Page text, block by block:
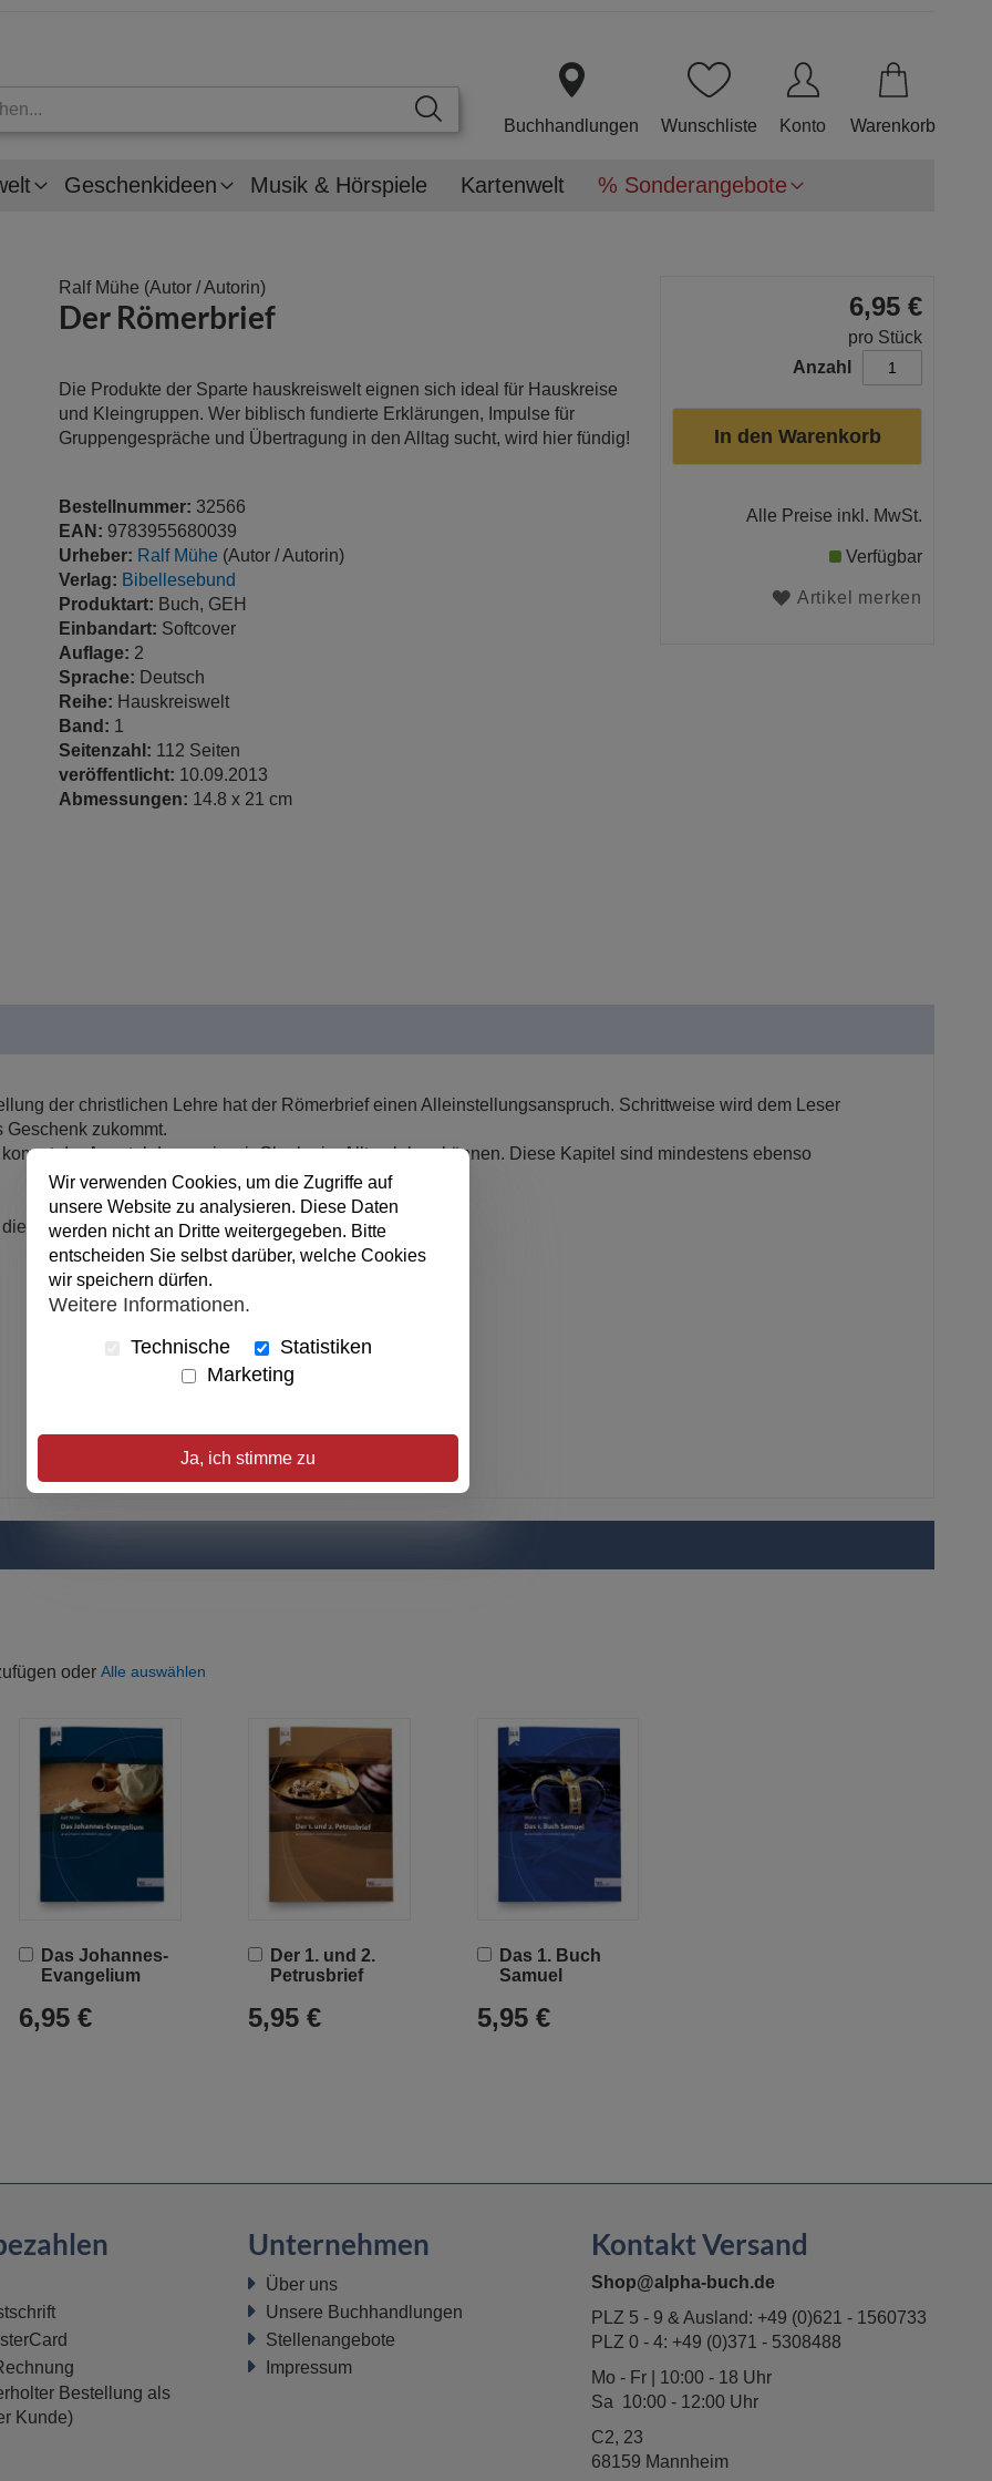
Buchhandlungen Wunschliste Konto Warenkorb
Geschenkideen Musik & Hörspiele Kartenwelt % Sonderangebote
Ralf Mühe (Autor / Autorin)
Der Römerbrief
Die Produkte der Sparte hauskreiswelt eignen sich ideal für Hauskreise
und Kleingruppen. Wer biblisch fundierte Erklärungen, Impulse für
Gruppengespräche und Übertragung in den Alltag sucht, wird hier fündig!
Bestellnummer: 32566
EAN: 9783955680039
Urheber: Ralf Mühe (Autor / Autorin)
Verlag: Bibellesebund
Produktart: Buch, GEH
Einbandart: Softcover
Auflage: 2
Sprache: Deutsch
Reihe: Hauskreiswelt
Band: 1
Seitenzahl: 112 Seiten
veröffentlicht: 10.09.2013
Abmessungen: 14.8 x 21 cm
6,95 €
pro Stück
Anzahl
In den Warenkorb
Alle Preise inkl. MwSt.
Verfügbar
Artikel merken
der christlichen Lehre hat der Römerbrief einen Alleinstellungsanspruch. Schrittweise wird dem Leser
Geschenk zukommt.
der Apostel dazu, wie wir Glaube im Alltag leben können. Diese Kapitel sind mindestens ebenso
dem Einzelnen sowie Hauskreisen:
oder Alle auswählen
Das Johannes-
Evangelium
6,95 €
In
den
Warenkorb
Der 1. und 2.
Petrusbrief
5,95 €
In
den
Das 1. Buch
Samuel
5,95 €
In
den
Wir verwenden Cookies, um die Zugriffe auf
unsere Website zu analysieren. Diese Daten
werden nicht an Dritte weitergegeben. Bitte
entscheiden Sie selbst darüber, welche Cookies
wir speichern dürfen.
Weitere Informationen.
Technische
Statistiken
Marketing
Ja, ich stimme zu
Bestellung als
Kunde)
Unternehmen
Über uns
Unsere Buchhandlungen
Stellenangebote
Impressum
Kontakt Versand
Shop@alpha-buch.de
PLZ 5 - 9 & Ausland: +49 (0)621 - 1560733
PLZ 0 - 4: +49 (0)371 - 5308488
Mo - Fr | 10:00 - 18 Uhr
Sa 10:00 - 12:00 Uhr
C2, 23
68159 Mannheim